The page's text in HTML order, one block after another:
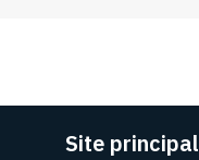
Site principal